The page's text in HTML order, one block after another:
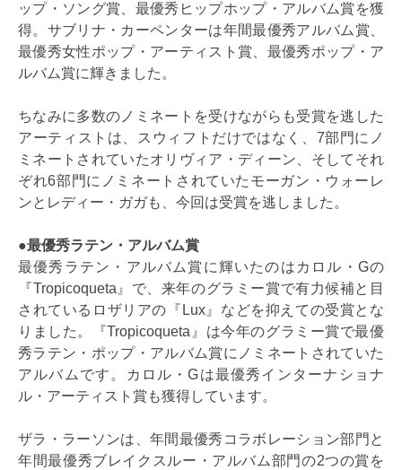
ップ・ソング賞、最優秀ヒップホップ・アルバム賞を獲
得。サブリナ・カーペンターは年間最優秀アルバム賞、
最優秀女性ポップ・アーティスト賞、最優秀ポップ・ア
ルバム賞に輝きました。
ちなみに多数のノミネートを受けながらも受賞を逃した
アーティストは、スウィフトだけではなく、7部門にノ
ミネートされていたオリヴィア・ディーン、そしてそれ
ぞれ6部門にノミネートされていたモーガン・ウォーレ
ンとレディー・ガガも、今回は受賞を逃しました。
●最優秀ラテン・アルバム賞
最優秀ラテン・アルバム賞に輝いたのはカロル・Gの
『Tropicoqueta』で、来年のグラミー賞で有力候補と目
されているロザリアの『Lux』などを抑えての受賞とな
りました。『Tropicoqueta』は今年のグラミー賞で最優
秀ラテン・ポップ・アルバム賞にノミネートされていた
アルバムです。カロル・Gは最優秀インターナショナ
ル・アーティスト賞も獲得しています。
ザラ・ラーソンは、年間最優秀コラボレーション部門と
年間最優秀ブレイクスルー・アルバム部門の2つの賞を